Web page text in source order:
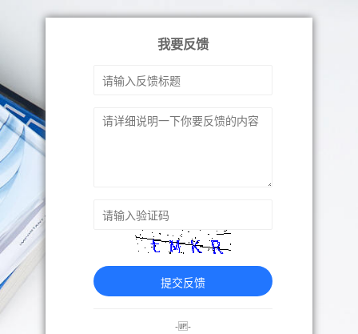
我要反馈
提交反馈
-🆙-